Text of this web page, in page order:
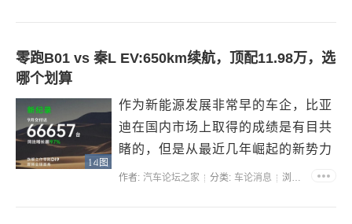
续航仅比官方数据低约12%，这一表
零跑B01 vs 秦L EV:650km续航，顶配11.98万，选
哪个划算
14图
作为新能源发展非常早的车企，比亚
迪在国内市场上取得的成绩是有目共
睹的，但是从最近几年崛起的新势力
品牌中来看，零跑无疑也成为了市场
作者: 汽车论坛之家 分类: 车论消息 浏览:35191